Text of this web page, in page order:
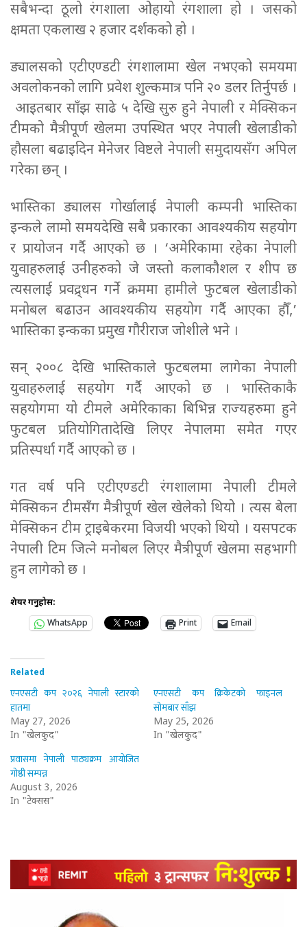
सबैभन्दा ठूलो रंगशाला ओहायो रंगशाला हो । जसको
क्षमता एकलाख २ हजार दर्शकको हो ।
ड्यालसको एटीएण्डटी रंगशालामा खेल नभएको समयमा
अवलोकनको लागि प्रवेश शुल्कमात्र पनि २० डलर तिर्नुपर्छ ।
आइतबार साँझ साढे ५ देखि सुरु हुने नेपाली र मेक्सिकन
टीमको मैत्रीपूर्ण खेलमा उपस्थित भएर नेपाली खेलाडीको
हौसला बढाइदिन मेनेजर विष्टले नेपाली समुदायसँग अपिल
गरेका छन् ।
भास्तिका ड्यालस गोर्खालाई नेपाली कम्पनी भास्तिका
इन्कले लामो समयदेखि सबै प्रकारका आवश्यकीय सहयोग
र प्रायोजन गर्दै आएको छ । ‘अमेरिकामा रहेका नेपाली
युवाहरुलाई उनीहरुको जे जस्तो कलाकौशल र शीप छ
त्यसलाई प्रवद्र्धन गर्ने क्रममा हामीले फुटबल खेलाडीको
मनोबल बढाउन आवश्यकीय सहयोग गर्दै आएका हौँ,’
भास्तिका इन्कका प्रमुख गौरीराज जोशीले भने ।
सन् २००८ देखि भास्तिकाले फुटबलमा लागेका नेपाली
युवाहरुलाई सहयोग गर्दै आएको छ । भास्तिकाकै
सहयोगमा यो टीमले अमेरिकाका बिभिन्न राज्यहरुमा हुने
फुटबल प्रतियोगितादेखि लिएर नेपालमा समेत गएर
प्रतिस्पर्धा गर्दै आएको छ ।
गत वर्ष पनि एटीएण्डटी रंगशालामा नेपाली टीमले
मेक्सिकन टीमसँग मैत्रीपूर्ण खेल खेलेको थियो । त्यस बेला
मेक्सिकन टीम ट्राइबेकरमा विजयी भएको थियो । यसपटक
नेपाली टिम जित्ने मनोबल लिएर मैत्रीपूर्ण खेलमा सहभागी
हुन लागेको छ ।
शेयर गर्नुहोस:
WhatsApp
Print Email
Related
एनएसटी कप २०२६ नेपाली स्टारको
हातमा
May 27, 2026
In "खेलकुद"
एनएसटी कप क्रिकेटको फाइनल
सोमबार साँझ
May 25, 2026
In "खेलकुद"
प्रवासमा नेपाली पाठ्यक्रम आयोजित
गोष्ठी सम्पन्न
August 3, 2026
In "टेक्सस"